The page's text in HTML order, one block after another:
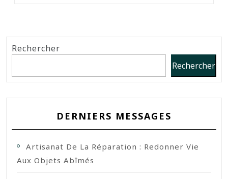
Rechercher
Rechercher
DERNIERS MESSAGES
Artisanat De La Réparation : Redonner Vie
Aux Objets Abîmés